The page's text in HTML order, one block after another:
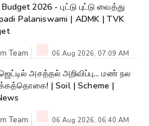
2026 - புட்டு புட்டு வைத்து
Palaniswami | ADMK | TVK
Team 06 Aug 2026, 07:09 AM
அசத்தல் அறிவிப்பு... மண் நல
| Soil | Scheme |
Team 06 Aug 2026, 06:40 AM